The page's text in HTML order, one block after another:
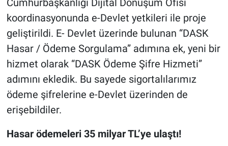
Cumhurbaşkanlığı Dijital Dönüşüm Ofisi
koordinasyonunda e-Devlet yetkileri ile proje
geliştirildi. E- Devlet üzerinde bulunan “DASK
Hasar / Ödeme Sorgulama” adımına ek, yeni bir
hizmet olarak “DASK Ödeme Şifre Hizmeti”
adımını ekledik. Bu sayede sigortalılarımız
ödeme şifrelerine e-Devlet üzerinden de
erişebildiler.
Hasar ödemeleri 35 milyar TL’ye ulaştı!